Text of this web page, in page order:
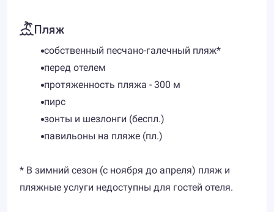
Пляж
собственный песчано-галечный пляж*
перед отелем
протяженность пляжа - 300 м
​пирс
зонты и шезлонги (беспл.)
павильоны на пляже (пл.)
* В зимний сезон (с ноября до апреля) пляж и
пляжные услуги недоступны для гостей отеля.